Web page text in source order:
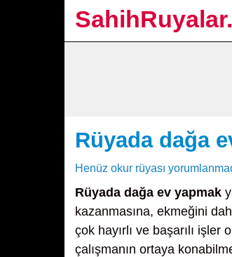
Rüyada dağa
Henüz okur rüyası
Rüyada dağa ev yapmak
kazanmasına, ekmeğini
çok hayırlı ve başarılı
çalışmanın ortaya